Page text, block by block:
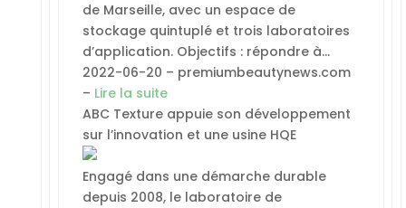
de Marseille, avec un espace de
stockage quintuplé et trois laboratoires
d’application. Objectifs : répondre à…
2022-06-20 – premiumbeautynews.com
– Lire la suite
ABC Texture appuie son développement
sur l’innovation et une usine HQE
Engagé dans une démarche durable
depuis 2008, le laboratoire de